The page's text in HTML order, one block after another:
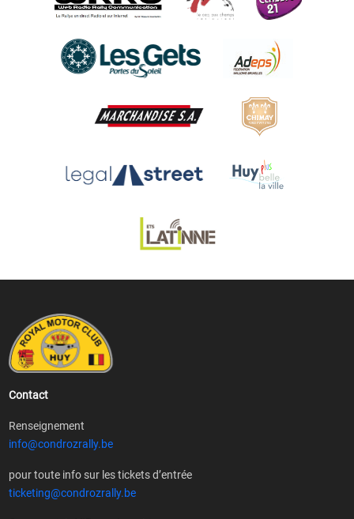
Contact
Renseignement
info@condrozrally.be
pour toute info sur les tickets d’entrée
ticketing@condrozrally.be